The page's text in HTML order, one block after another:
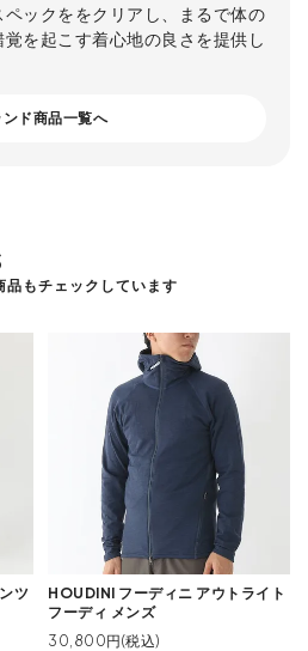
ックををクリアし、まるで体の
を起こす着心地の良さを提供し
ンド商品一覧へ
品もチェックしています
ツ
HOUDINI フーディニ アウトライト
フーディ メンズ
30,800円(税込)